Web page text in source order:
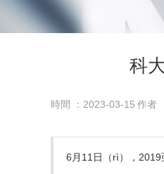
科
時間 ：2023-03-15 作者
6月11日（rì），2019